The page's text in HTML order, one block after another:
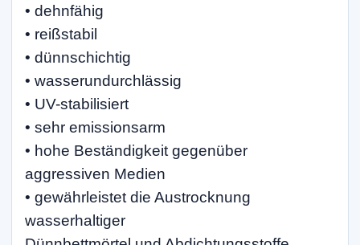
• dehnfähig
• reißstabil
• dünnschichtig
• wasserundurchlässig
• UV-stabilisiert
• sehr emissionsarm
• hohe Beständigkeit gegenüber
aggressiven Medien
• gewährleistet die Austrocknung
wasserhaltiger